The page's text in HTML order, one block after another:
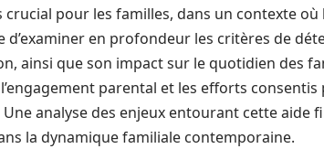
crucial pour les familles, dans un contexte
d’examiner en profondeur les critères de
ainsi que son impact sur le quotidien des
parental et les efforts
analyse des enjeux entourant cette
la dynamique familiale contemporaine.